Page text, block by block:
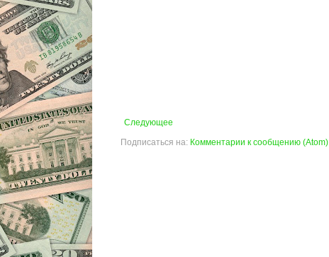
Следующее
Подписаться на: Комментарии к сообщению (Atom)